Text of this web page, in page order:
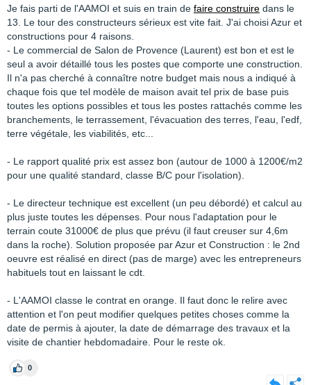
Je fais parti de l'AAMOI et suis en train de faire construire dans le
13. Le tour des constructeurs sérieux est vite fait. J'ai choisi Azur et
constructions pour 4 raisons.
- Le commercial de Salon de Provence (Laurent) est bon et est le
seul a avoir détaillé tous les postes que comporte une construction.
Il n'a pas cherché à connaître notre budget mais nous a indiqué à
chaque fois que tel modèle de maison avait tel prix de base puis
toutes les options possibles et tous les postes rattachés comme les
branchements, le terrassement, l'évacuation des terres, l'eau, l'edf,
terre végétale, les viabilités, etc...
- Le rapport qualité prix est assez bon (autour de 1000 à 1200€/m2
pour une qualité standard, classe B/C pour l'isolation).
- Le directeur technique est excellent (un peu débordé) et calcul au
plus juste toutes les dépenses. Pour nous l'adaptation pour le
terrain coute 31000€ de plus que prévu (il faut creuser sur 4,6m
dans la roche). Solution proposée par Azur et Construction : le 2nd
oeuvre est réalisé en direct (pas de marge) avec les entrepreneurs
habituels tout en laissant le cdt.
- L'AAMOI classe le contrat en orange. Il faut donc le relire avec
attention et l'on peut modifier quelques petites choses comme la
date de permis à ajouter, la date de démarrage des travaux et la
visite de chantier hebdomadaire. Pour le reste ok.
0